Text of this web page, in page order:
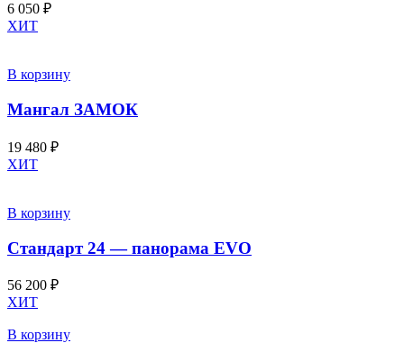
6 050 ₽
ХИТ
В корзину
Мангал ЗАМОК
19 480 ₽
ХИТ
В корзину
Стандарт 24 — панорама EVO
56 200 ₽
ХИТ
В корзину